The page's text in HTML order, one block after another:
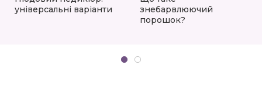
універсальні варіанти
знебарвлюючий
порошок?